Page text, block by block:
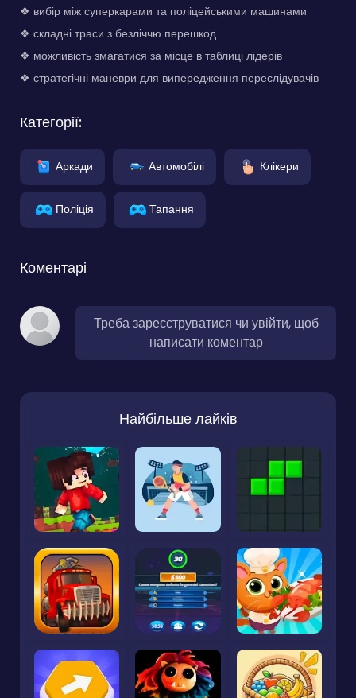
❖ вибір між суперкарами та поліцейськими машинами
❖ складні траси з безліччю перешкод
❖ можливість змагатися за місце в таблиці лідерів
❖ стратегічні маневри для випередження переслідувачів
Категорії:
Аркади Автомобілі Клікери
Поліція Тапання
Коментарі
Треба зареєструватися чи увійти, щоб
написати коментар
Найбільше лайків